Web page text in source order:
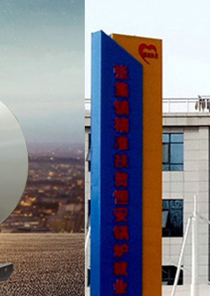
真空热水锅炉
燃甲醇(醇基燃料)真
ZKW真空热水锅炉